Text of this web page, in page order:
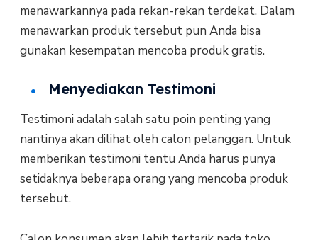
menawarkannya pada rekan-rekan terdekat. Dalam
menawarkan produk tersebut pun Anda bisa
gunakan kesempatan mencoba produk gratis.
Menyediakan Testimoni
Testimoni adalah salah satu poin penting yang
nantinya akan dilihat oleh calon pelanggan. Untuk
memberikan testimoni tentu Anda harus punya
setidaknya beberapa orang yang mencoba produk
tersebut.